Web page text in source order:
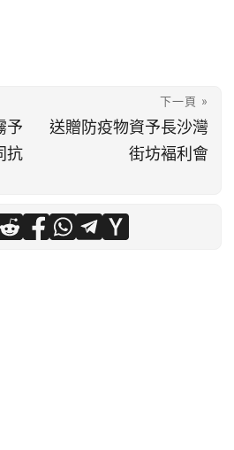
予
抗
下一頁 »
送贈防疫物資予長沙灣
街坊褔利會